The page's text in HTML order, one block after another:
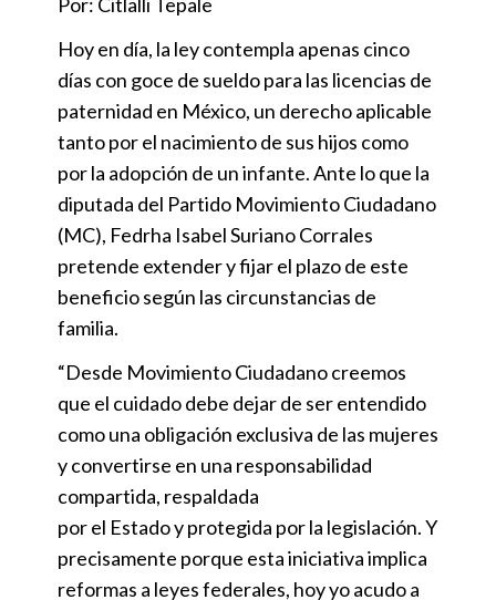
Hoy en día, la ley contempla apenas cinco
días con goce de sueldo para las licencias de
paternidad en México, un derecho aplicable
tanto por el nacimiento de sus hijos como
por la adopción de un infante. Ante lo que la
diputada del Partido Movimiento Ciudadano
(MC), Fedrha Isabel Suriano Corrales
pretende extender y fijar el plazo de este
beneficio según las circunstancias de
familia.
“Desde Movimiento Ciudadano creemos
que el cuidado debe dejar de ser entendido
como una obligación exclusiva de las mujeres
y convertirse en una responsabilidad
compartida, respaldada
por el Estado y protegida por la legislación. Y
precisamente porque esta iniciativa implica
reformas a leyes federales, hoy yo acudo a